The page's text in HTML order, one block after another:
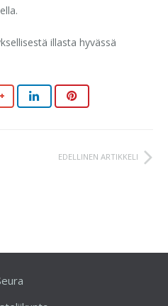
illasta hyvässä
EDELLINEN ARTIKKELI